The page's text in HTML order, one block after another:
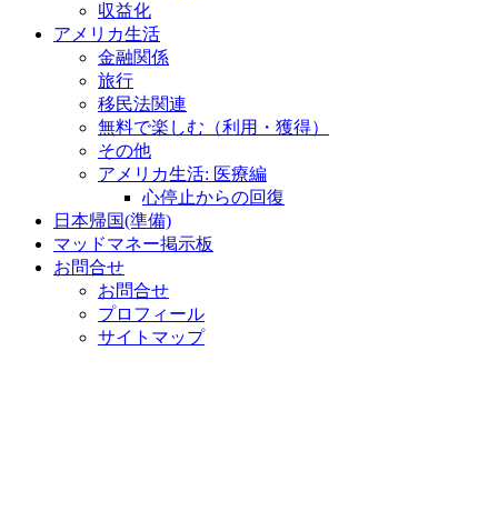
収益化
アメリカ生活
金融関係
旅行
移民法関連
無料で楽しむ（利用・獲得）
その他
アメリカ生活: 医療編
心停止からの回復
日本帰国(準備)
マッドマネー掲示板
お問合せ
お問合せ
プロフィール
サイトマップ